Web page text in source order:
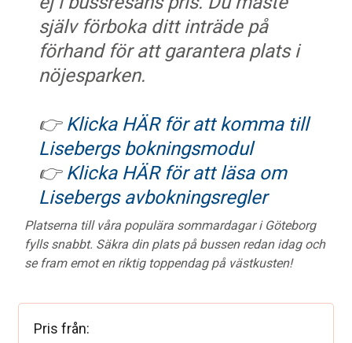
själv förboka ditt inträde på
förhand för att garantera plats i
nöjesparken.
👉 Klicka HÄR för att komma till
Lisebergs bokningsmodul
👉 Klicka HÄR för att läsa om
Lisebergs avbokningsregler
Platserna till våra populära sommardagar i Göteborg
fylls snabbt. Säkra din plats på bussen redan idag och
se fram emot en riktig toppendag på västkusten!
Pris från: